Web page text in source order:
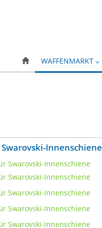
WAFFENMARKT
Innenschiene